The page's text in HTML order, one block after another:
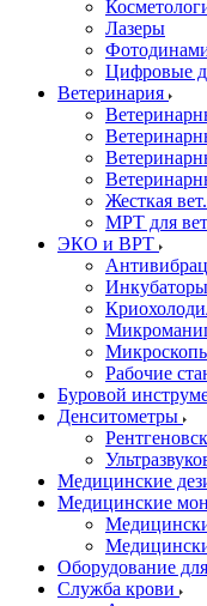
Лазеры
Цифровые
Ветеринария
Жесткая
МРТ для
ЭКО и ВРТ
Рабочие
Буровой
Денситометры
Медицинские
Медицинские
Оборудование
Служба крови